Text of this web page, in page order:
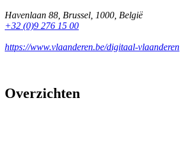
Havenlaan 88 Brussel 1000 België
+32 (0)9 276 15 00
https://www.vlaanderen.be/digitaal-vlaanderen
Overzichten